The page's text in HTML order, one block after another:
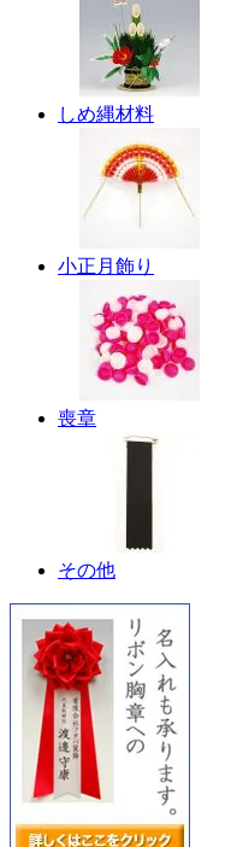
しめ縄材料
小正月飾り
喪章
その他